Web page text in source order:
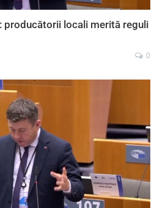
producătorii locali merită reguli
0